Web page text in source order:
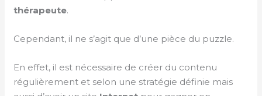
thérapeute.
Cependant, il ne s’agit que d’une pièce du puzzle.
En effet, il est nécessaire de créer du contenu
régulièrement et selon une stratégie définie mais